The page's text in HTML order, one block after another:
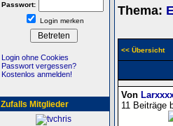
Passwort:
Login merken
Login ohne Cookies
Passwort vergessen?
Kostenlos anmelden!
Zufalls Mitglieder
Thema:
<< Übersicht
Von
11 Beiträge